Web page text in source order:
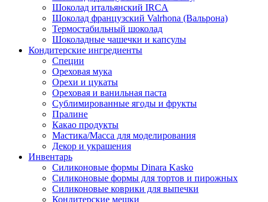
Шоколад итальянский IRCA
Шоколад французский Valrhona (Вальрона)
Термостабильный шоколад
Шоколадные чашечки и капсулы
Кондитерские ингредиенты
Специи
Ореховая мука
Орехи и цукаты
Ореховая и ванильная паста
Сублимированные ягоды и фрукты
Пралине
Какао продукты
Мастика/Масса для моделирования
Декор и украшения
Инвентарь
Силиконовые формы Dinara Kasko
Силиконовые формы для тортов и пирожных
Силиконовые коврики для выпечки
Кондитерские мешки